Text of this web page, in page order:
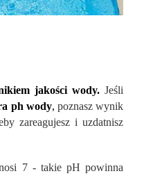
jakości wody. Jeśli
ph wody, poznasz wynik
zareagujesz i uzdatnisz
7 - takie pH powinna